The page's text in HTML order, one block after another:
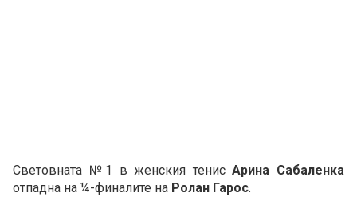
Световната №1 в женския тенисАрина Сабаленка
отпадна на ¼-финалите на Ролан Гарос.